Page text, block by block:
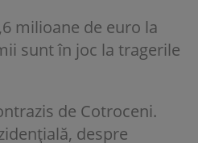
milioane de euro la
sunt în joc la tragerile
de Cotroceni.
despre